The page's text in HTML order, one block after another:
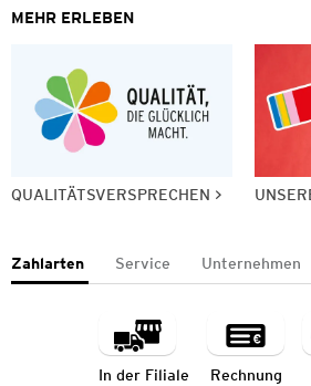
MEHR ERLEBEN
QUALITÄTSVERSPRECHEN
Zahlarten Service Unternehmen
In der Filiale Rechnung